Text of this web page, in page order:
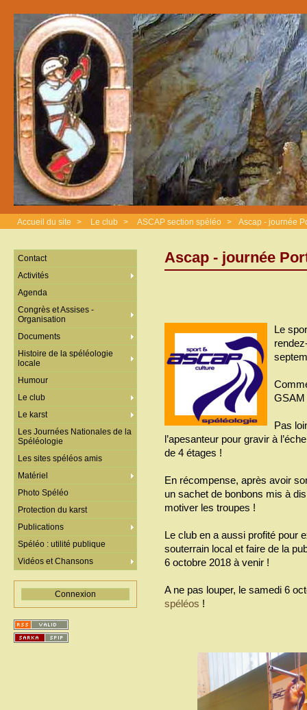
Accueil du site > Le club > ASCAP section spéléo > Ascap - journée
Ascap - journée
Le
GSAM
Pas
l’apesanteur pour gravir à
de 4 étages !
En récompense, après avoir
un sachet de bonbons mis à
motiver les troupes !
Le club en a aussi profité pour
souterrain local et faire de la
6 octobre 2018 à venir !
A ne pas louper, le samedi 6
spéléos !
Contact
Activités
Agenda
Congrès et Assises -
Organisation
Documents
Histoire de la spéléologie
locale
Humour
Le club
Le karst
Les Journées Nationales de la
Spéléologie
Les sites spéléos amis
Matériel
Photo Spéléo
Protection du karst
Publications
Spéléo : utilité publique
Vidéos et Chansons
Connexion